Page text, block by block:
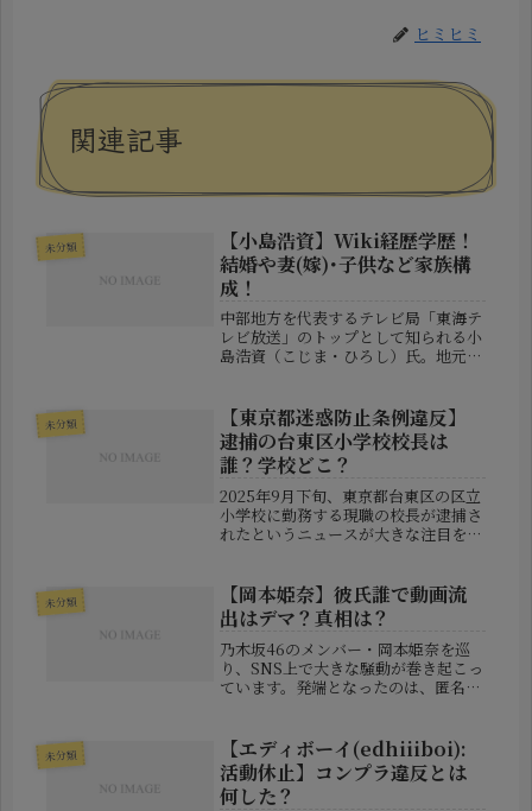
ヒミヒミ
関連記事
未分類
【小島浩資】Wiki経歴学歴！
結婚や妻(嫁)･子供など家族構
成！
中部地方を代表するテレビ局「東海テ
レビ放送」のトップとして知られる小
島浩資（こじま・ひろし）氏。地元密
聞とも深く関わりを持つキーパーソン
です。本記事では、彼の人物像に迫
り、...
未分類
【東京都迷惑防止条例違反】
逮捕の台東区小学校校長は
誰？学校どこ？
2025年9月下旬、東京都台東区の区立
小学校に勤務する現職の校長が逮捕さ
れたというニュースが大きな注目を集
任者による不祥事に、地域や保護者の
間に衝撃が走っています。この記事...
未分類
【岡本姫奈】彼氏誰で動画流
出はデマ？真相は？
乃木坂46のメンバー・岡本姫奈を巡
り、SNS上で大きな騒動が巻き起こっ
ています。発端となったのは、匿名ア
一部ネット上では「動画が存在する」
「有料サイトで販売されている」と
い...
未分類
【エディボーイ(edhiiiboi):
活動休止】コンプラ違反とは
何した？